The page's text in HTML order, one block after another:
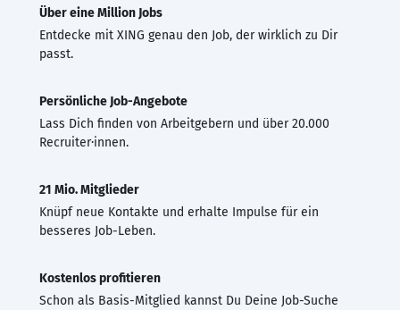
Über eine Million Jobs
Entdecke mit XING genau den Job, der wirklich zu Dir
passt.
Persönliche Job-Angebote
Lass Dich finden von Arbeitgebern und über 20.000
Recruiter·innen.
21 Mio. Mitglieder
Knüpf neue Kontakte und erhalte Impulse für ein
besseres Job-Leben.
Kostenlos profitieren
Schon als Basis-Mitglied kannst Du Deine Job-Suche